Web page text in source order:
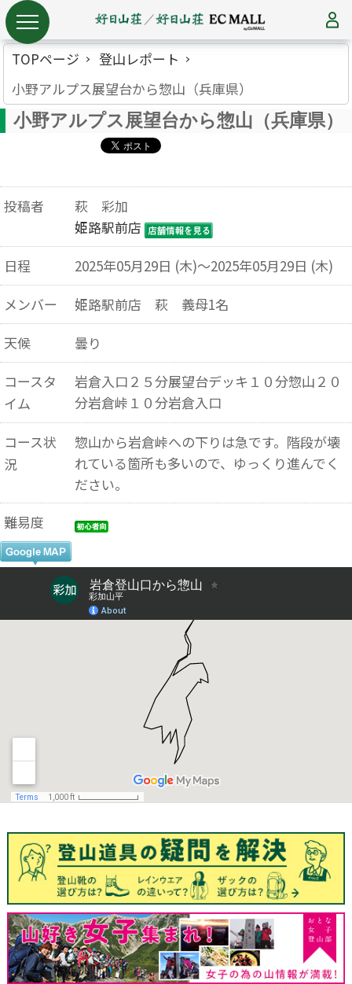
TOPページ
登山レポート
小野アルプス展望台から惣山（兵庫県）
小野アルプス展望台から惣山（兵庫県）
投稿者
萩 彩加
姫路駅前店
日程
2025年05月29日 (木)～2025年05月29日 (木)
メンバー
姫路駅前店 萩 義母1名
天候
曇り
コースタ
イム
岩倉入口２５分展望台デッキ１０分惣山２０
分岩倉峠１０分岩倉入口
コース状
況
惣山から岩倉峠への下りは急です。階段が壊
れている箇所も多いので、ゆっくり進んでく
ださい。
難易度